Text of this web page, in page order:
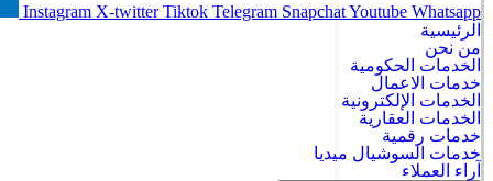
Instagram X-twitter Tiktok Telegram SnapchatYoutube Whatsapp
الرئيسية
من نحن
الخدمات الحكومية
خدمات الاعمال
الخدمات الإلكترونية
الخدمات العقارية
خدمات رقمية
خدمات السوشيال ميديا
آراء العملاء